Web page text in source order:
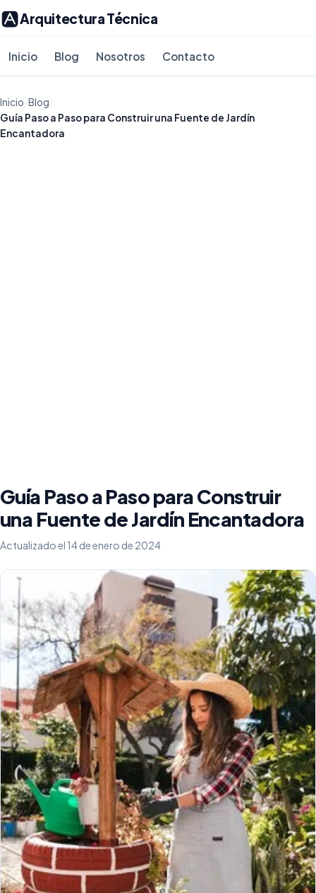
Arquitectura Técnica
Inicio Blog Nosotros Contacto
Inicio/Blog/
Guía Paso a Paso para Construir una Fuente de Jardín
Encantadora
Guía Paso a Paso para Construir
una Fuente de Jardín Encantadora
Actualizado el 14 de enero de 2024